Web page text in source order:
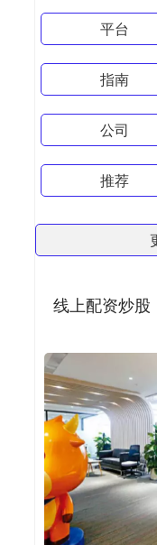
平台
指南
公司
推荐
线上配资炒股